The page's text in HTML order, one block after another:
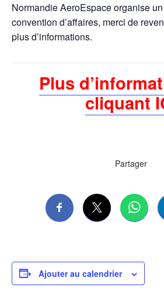
Normandie AeroEspace organise
convention d’affaires, merci de
plus d’informations.
Plus
cliquant
Partager
Ajouter au calendrier